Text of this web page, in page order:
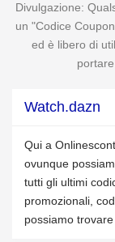
Divulgazione:
un "Codice
ed è libero di
Watch.dazn
Qui a
ovunque
tutti gli ultimi
promozionali,
possiamo trovare